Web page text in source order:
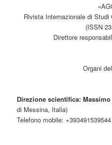
Rivista Internazionale di
(ISSN
Direttore
Organi
Direzione scientifica: Massimo
di Messina, Italia)
Telefono mobile: